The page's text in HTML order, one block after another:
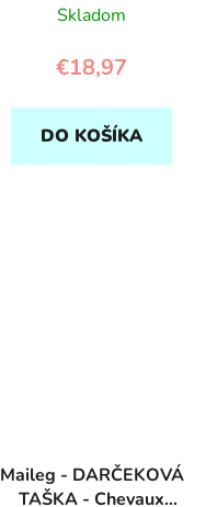
Skladom
€18,97
DO KOŠÍKA
Maileg - DARČEKOVÁ
TAŠKA - Chevaux